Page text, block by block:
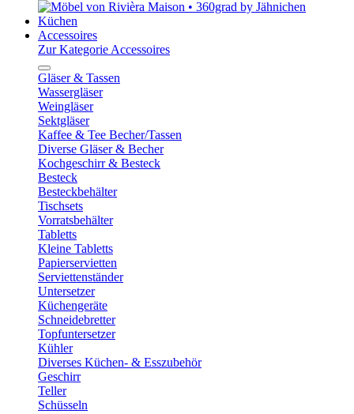
Küchen
Accessoires
Zur Kategorie Accessoires
Gläser & Tassen
Wassergläser
Weingläser
Sektgläser
Kaffee & Tee Becher/Tassen
Diverse Gläser & Becher
Kochgeschirr & Besteck
Besteck
Besteckbehälter
Tischsets
Vorratsbehälter
Tabletts
Kleine Tabletts
Papierservietten
Serviettenständer
Untersetzer
Küchengeräte
Schneidebretter
Topfuntersetzer
Kühler
Diverses Küchen- & Esszubehör
Geschirr
Teller
Schüsseln